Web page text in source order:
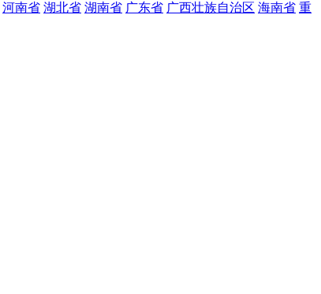
河南省 湖北省 湖南省 广东省 广西壮族自治区 海南省 重